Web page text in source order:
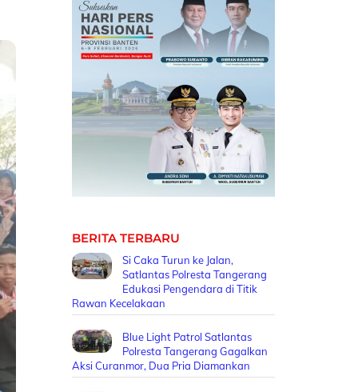
BERITA TERBARU
Si Caka Turun ke Jalan,
Satlantas Polresta Tangerang
Edukasi Pengendara di Titik
Rawan Kecelakaan
Blue Light Patrol Satlantas
Polresta Tangerang Gagalkan
Aksi Curanmor, Dua Pria Diamankan